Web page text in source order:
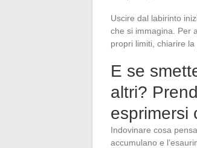
Uscire dal labirinto
che si immagina. Per
propri limiti, chiarire
E se
altri?
esprimersi
Indovinare cosa
accumulano e